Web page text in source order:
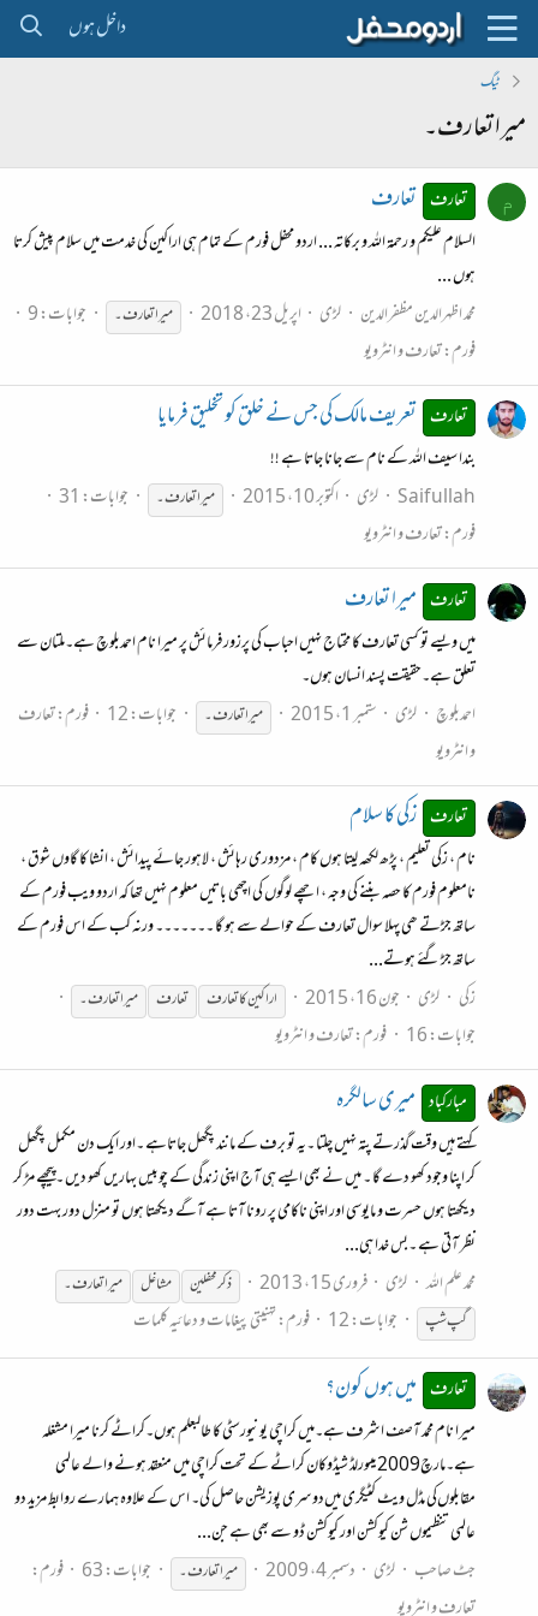
داخل ہوں
ٹیگ
میرا تعارف۔
م تعارف تعارف
السلام علیکم و رحمۃ اللہ و برکاتہ ... اردو محفل فورم کے تمام ہی اراکین کی خدمت میں سلام پیش کرتا
ہوں ...
محمد اظہرالدین مظفرالدین
لڑی اپریل 23، 2018 میراتعارف۔
جوابات: 9
فورم:تعارف و انٹرویو
تعارف تعریف مالک کی جس نے خلق کو تخلیق فرمایا
بندا سیف اللہ کے نام سے جانا جاتا ہے !!
Saif ullah
لڑی اکتوبر 10، 2015 میراتعارف۔
جوابات: 31
فورم:تعارف و انٹرویو
تعارف میرا تعارف
میں ویسے تو کسی تعارف کا محتاج نہیں احباب کی پرزور فرمائش پر میرا نام احمدبلوچ ہے۔ملتان سے
تعلق ہے۔حقیقت پسند انسان ہوں۔
احمدبلوچ
لڑی ستمبر 1، 2015 میراتعارف۔ جوابات: 12 فورم:تعارف
و انٹرویو
تعارف زکی کا سلام
نام ، زکی تعلیم ، پڑھ لکھہ لیتا ہوں کام ، مزدوری رہائش ، لاہور جائے پیدائش ، انشا کا گاوں شوق ،
نامعلوم فورم کا حصہ بننے کی وجہ ، اچھے لوگوں کی اچھی باتیں معلوم نہیں تھا کہ اردو ویب فورم کے
ساتھ جڑتے ھی پہلا سوال تعارف کے حوالے سے ہو گا ۔۔۔۔۔۔۔ ورنہ کب کے اس فورم کے
ساتھ جڑ گئے ہوتے...
زکی لڑی جون 16، 2015 اراکین کا تعارف تعارف میراتعارف۔
جوابات: 16 فورم:تعارف و انٹرویو
مبارکباد میری سالگرہ
کہتے ہیں وقت گذرتے پتہ نہیں چلتا ۔یہ تو برف کے مانند پگھل جاتاہے ۔اور ایک دن مکمل پگھل
کر اپنا وجود کھو دے گا ۔ میں نے بھی ایسے ہی آج اپنی زندگی کے چوبیس بہاریں کھو دیں ۔پیچھے مڑ کر
دیکھتا ہوں حسرت و مایوسی اور اپنی ناکامی پر رونا آتا ہے آگے دیکھتا ہوں تو منزل دور بہت دور
نظر آتی ہے ۔بس خدا ہی...
محمد علم اللہ لڑی فروری 15، 2013 ذکرمحفلین مشاغل میراتعارف۔
گپ شپ
جوابات: 12 فورم:تہنیتی پیغامات و دعائیہ کلمات
تعارف میں ہوں کون؟
میرا نام محمد آصف اشرف ہے۔میں کراچی یونیورسٹی کا طالبعلم ہوں۔کراٹے کرنا میرا مشغلہ
ہے۔مارچ2009 میںورلڈ شیڈوکان کراٹے کے تحت کراچی میں منعقد ہونے والے عالمی
مقابلوں‌کی مڈل ویٹ کٹیگری میں‌دوسری پوزیشن حاصل کی۔ اس کے علاوہ ہمارے روابط مزید دو
عالمی تنظیموں شن کیوکشن اور کیوکشن ڈو سے بھی ہے جن...
جٹ صاحب
لڑی دسمبر 4، 2009 میراتعارف۔ جوابات: 63
فورم:
تعارف و انٹرویو